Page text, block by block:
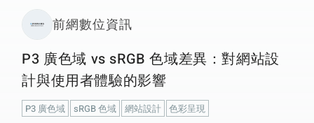
前網數位資訊
P3 廣色域 vs sRGB 色域差異：對網站設
計與使用者體驗的影響
P3 廣色域 sRGB 色域 網站設計 色彩呈現